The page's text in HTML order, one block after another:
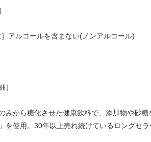
-
］アルコールを含まない(ノンアルコール)
］
みから糖化させた健康飲料で、添加物や砂
を使用。30年以上売れ続けているロングセ